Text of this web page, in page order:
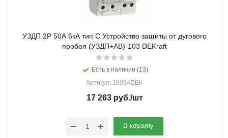
УЗДП 2P 50А 6кА тип C Устройство защиты от дугового
пробоя (УЗДП+АВ)-103 DEKraft
Есть в наличии (13)
Артикул: 19094DEK
17 263руб./шт
В корзину